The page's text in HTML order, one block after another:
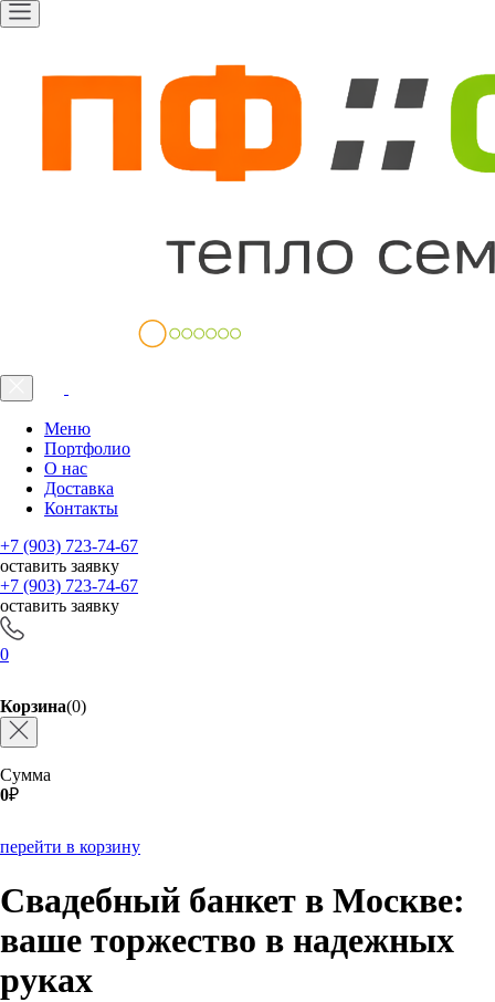
Меню
Портфолио
О нас
Доставка
Контакты
+7 (903) 723-74-67
оставить заявку
+7 (903) 723-74-67
оставить заявку
0
Корзина(0)
Сумма
0₽
перейти в корзину
Свадебный банкет в Москве:
ваше торжество в надежных
руках